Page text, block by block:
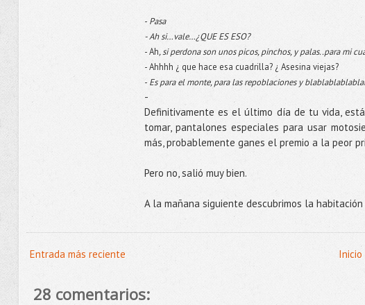
- Pasa
- Ah si…vale…¿QUE ES ESO?
- Ah, si perdona son unos picos, pinchos, y palas..para mi
- Ahhhh ¿ que hace esa cuadrilla? ¿ Asesina viejas?
- Es para el monte, para las repoblaciones y
-
Definitivamente es el último día de tu vida,
tomar, pantalones especiales para usar
más, probablemente ganes el premio a la peor
Pero no, salió muy bien.
A la mañana siguiente descubrimos la
Entrada más reciente Inicio
28 comentarios: